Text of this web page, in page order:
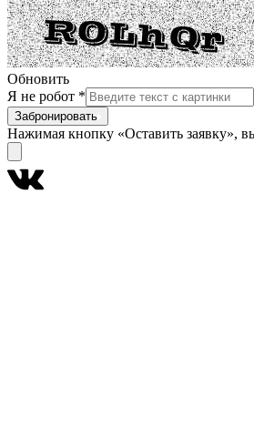
Обновить
Я не робот *
Забронировать
Нажимая кнопку «Оставить заявку»,